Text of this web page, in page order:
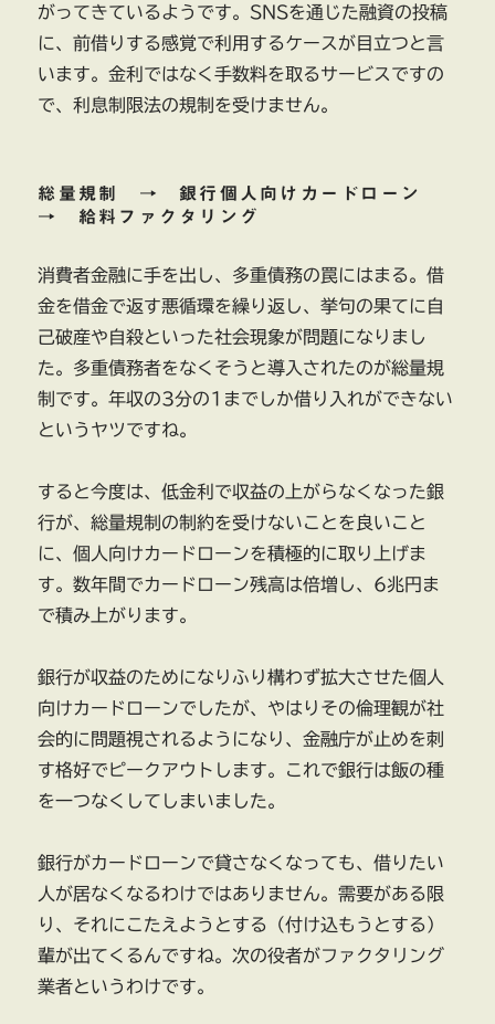
がってきているようです。SNSを通じた融資の投稿
に、前借りする感覚で利用するケースが目立つと言
います。金利ではなく手数料を取るサービスですの
で、利息制限法の規制を受けません。
総量規制 → 銀行個人向けカードローン
→ 給料ファクタリング
消費者金融に手を出し、多重債務の罠にはまる。借
金を借金で返す悪循環を繰り返し、挙句の果てに自
己破産や自殺といった社会現象が問題になりまし
た。多重債務者をなくそうと導入されたのが総量規
制です。年収の3分の1までしか借り入れができない
というヤツですね。
すると今度は、低金利で収益の上がらなくなった銀
行が、総量規制の制約を受けないことを良いこと
に、個人向けカードローンを積極的に取り上げま
す。数年間でカードローン残高は倍増し、6兆円ま
で積み上がります。
銀行が収益のためになりふり構わず拡大させた個人
向けカードローンでしたが、やはりその倫理観が社
会的に問題視されるようになり、金融庁が止めを刺
す格好でピークアウトします。これで銀行は飯の種
を一つなくしてしまいました。
銀行がカードローンで貸さなくなっても、借りたい
人が居なくなるわけではありません。需要がある限
り、それにこたえようとする（付け込もうとする）
輩が出てくるんですね。次の役者がファクタリング
業者というわけです。